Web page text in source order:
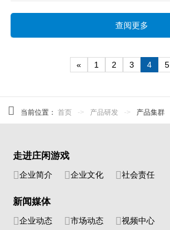
查阅更多
« 1 2 3 4 5
当前位置：首页 -> 产品研发 -> 产品集群
走进庄闲游戏
企业简介 企业文化 社会责任
新闻媒体
企业动态 市场动态 视频中心